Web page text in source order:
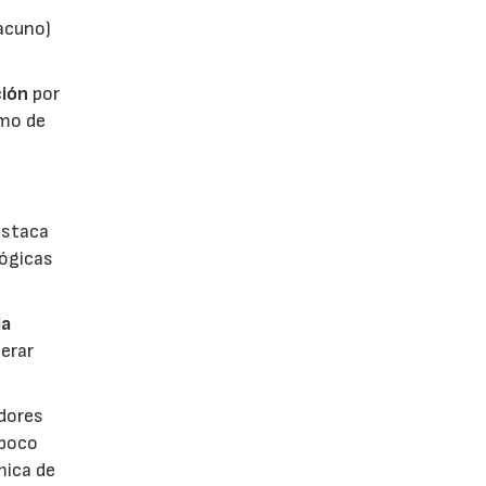
por
de
de